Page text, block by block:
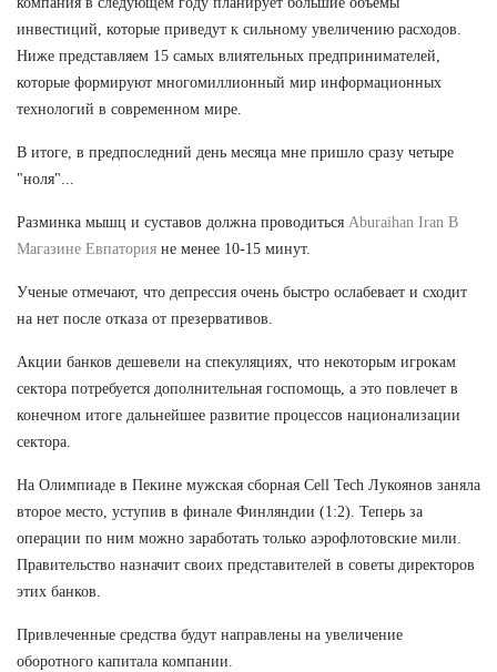
инвестиций, которые приведут к сильному увеличению расходов.
Ниже представляем 15 самых влиятельных предпринимателей,
которые формируют многомиллионный мир информационных
технологий в современном мире.
В итоге, в предпоследний день месяца мне пришло сразу четыре
"ноля"...
Разминка мышц и суставов должна проводиться Aburaihan Iran В
Магазине Евпатория не менее 10-15 минут.
Ученые отмечают, что депрессия очень быстро ослабевает и сходит
на нет после отказа от презервативов.
Акции банков дешевели на спекуляциях, что некоторым игрокам
сектора потребуется дополнительная госпомощь, а это повлечет в
конечном итоге дальнейшее развитие процессов национализации
сектора.
На Олимпиаде в Пекине мужская сборная Cell Tech Лукоянов заняла
второе место, уступив в финале Финляндии (1:2). Теперь за
операции по ним можно заработать только аэрофлотовские мили.
Правительство назначит своих представителей в советы директоров
этих банков.
Привлеченные средства будут направлены на увеличение
оборотного капитала компании.